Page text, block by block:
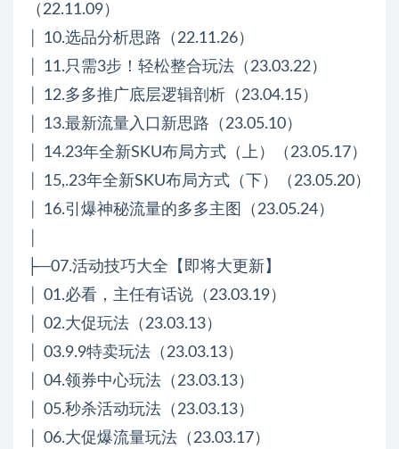
（22.11.09）
│ 10.选品分析思路（22.11.26）
│ 11.只需3步！轻松整合玩法（23.03.22）
│ 12.多多推广底层逻辑剖析（23.04.15）
│ 13.最新流量入口新思路（23.05.10）
│ 14.23年全新SKU布局方式（上）（23.05.17）
│ 15,.23年全新SKU布局方式（下）（23.05.20）
│ 16.引爆神秘流量的多多主图（23.05.24）
├─07.活动技巧大全【即将大更新】
│ 01.必看，主任有话说（23.03.19）
│ 02.大促玩法（23.03.13）
│ 03.9.9特卖玩法（23.03.13）
│ 04.领券中心玩法（23.03.13）
│ 05.秒杀活动玩法（23.03.13）
│ 06.大促爆流量玩法（23.03.17）